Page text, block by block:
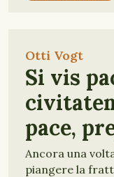
Otti Vogt
Si vis
pace,
Ancora una
piangere la